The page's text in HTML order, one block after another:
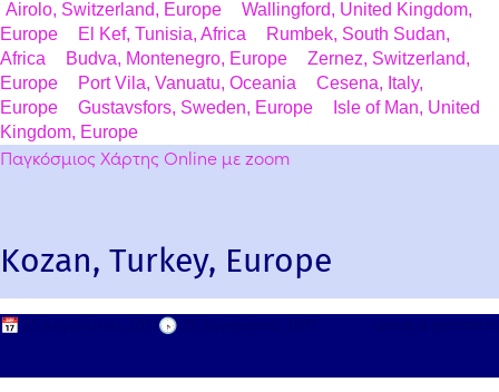
Airolo, Switzerland, Europe
Wallingford, United Kingdom,
Europe
El Kef, Tunisia, Africa
Rumbek, South Sudan,
Africa
Budva, Montenegro, Europe
Zernez, Switzerland,
Europe
Port Vila, Vanuatu, Oceania
Cesena, Italy,
Europe
Gustavsfors, Sweden, Europe
Isle of Man, United
Kingdom, Europe
Παγκόσμιος Χάρτης Online με zoom
Kozan, Turkey, Europe
📅 🕟